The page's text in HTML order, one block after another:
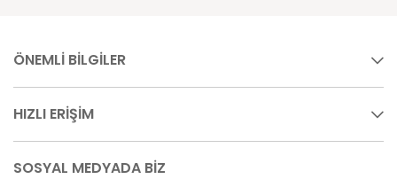
ÖNEMLİ BİLGİLER
HIZLI ERİŞİM
SOSYAL MEDYADA BİZ